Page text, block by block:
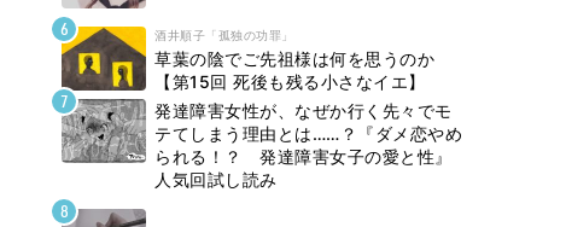
酒井順子「孤独の功罪」
草葉の陰でご先祖様は何を思うのか
【第15回 死後も残る小さなイエ】
発達障害女性が、なぜか行く先々でモ
テてしまう理由とは……？『ダメ恋やめ
られる！？ 発達障害女子の愛と性』
人気回試し読み